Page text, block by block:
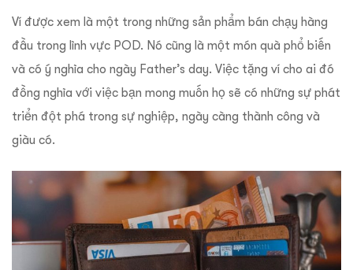
Ví được xem là một trong những sản phẩm bán chạy hàng
đầu trong lĩnh vực POD. Nó cũng là một món quà phổ biến
và có ý nghĩa cho ngày Father’s day. Việc tặng ví cho ai đó
đồng nghĩa với việc bạn mong muốn họ sẽ có những sự phát
triển đột phá trong sự nghiệp, ngày càng thành công và
giàu có.